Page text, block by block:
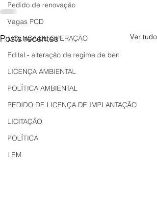
Pedido de renovação
Vagas PCD
LICENÇA DE OPERAÇÃO
Edital - alteração de regime de ben
LICENÇA AMBIENTAL
POLÍTICA AMBIENTAL
PEDIDO DE LICENÇA DE IMPLANTAÇÃO
LICITAÇÃO
POLÍTICA
LEM
Posts recentes Ver tudo